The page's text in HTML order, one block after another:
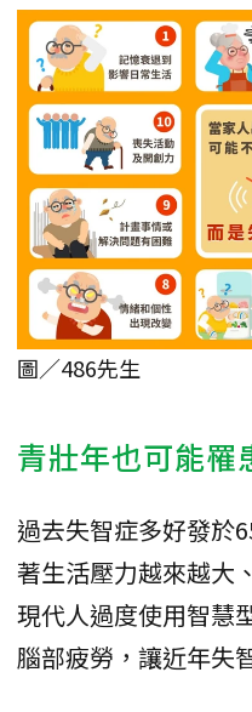
圖／486先生
青壯年也可能罹
過去失智症多好發於
著生活壓力越來越大
現代人過度使用智慧
腦部疲勞，讓近年失